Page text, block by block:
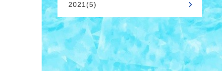
2021(5)